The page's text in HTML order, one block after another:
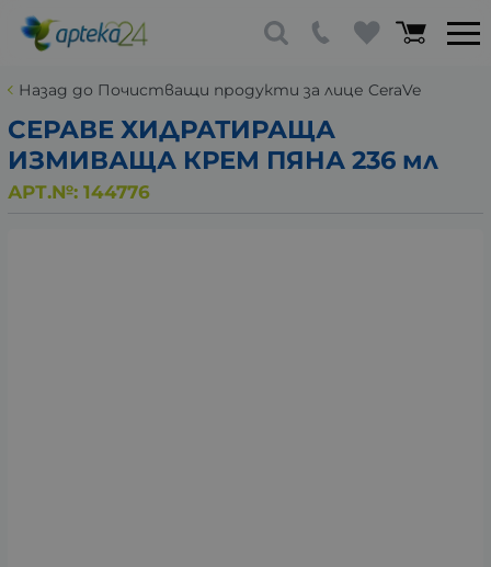
Назад до Почистващи продукти за лице CeraVe
СЕРАВЕ ХИДРАТИРАЩА
ИЗМИВАЩА КРЕМ ПЯНА 236 мл
АРТ.№: 144776